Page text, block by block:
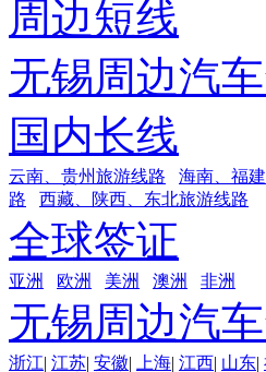
周边短线
无锡周边汽
国内长线
云南、贵州旅游线路 海南、福
路
西藏、陕西、东北旅游线路
全球签证
亚洲 欧洲 美洲 澳洲 非洲
无锡周边汽
浙江| 江苏| 安徽| 上海| 江西| 山东|